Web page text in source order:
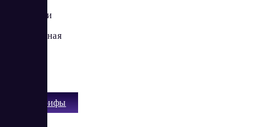
Для России
Горнолыжная
Все тарифы